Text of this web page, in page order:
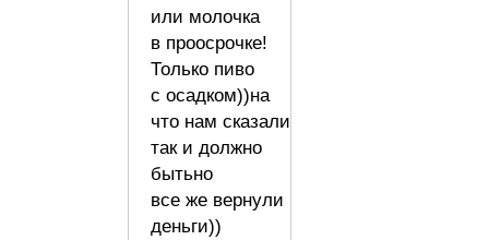
или молочка
в проосрочке!
Только пиво
с осадком))на
что нам сказали
так и должно
бытьно
все же вернули
деньги))